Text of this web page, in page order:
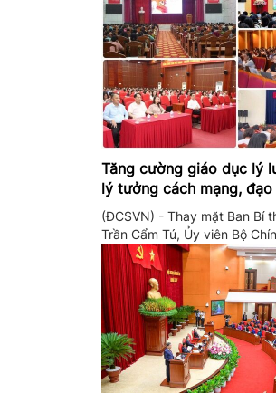
Tăng cường giáo dục lý
lý tưởng cách mạng,
ý thức công dân trong
dục quốc dân
(ĐCSVN) - Thay mặt Ban Bí
Trần Cẩm Tú, Ủy viên Bộ